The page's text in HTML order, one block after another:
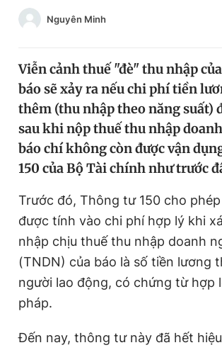
Chuyên mục khác
Tin thị trường Tin 360
Video Magazine
Tiện ích Bạn cần
Thông tin tòa soạn Liên hệ
Tin đã xem
Đăng xuất
Nguyên Minh
Viễn cảnh thuế "đè" thu nhập
báo sẽ xảy ra nếu chi phí tiền
thêm (thu nhập theo năng suất)
sau khi nộp thuế thu nhập
báo chí không còn được vận
150 của Bộ Tài chính như trước
Trước đó, Thông tư 150 cho
được tính vào chi phí hợp lý khi
nhập chịu thuế thu nhập doanh
(TNDN) của báo là số tiền lương
người lao động, có chứng từ hợp
pháp.
Đến nay, thông tư này đã hết